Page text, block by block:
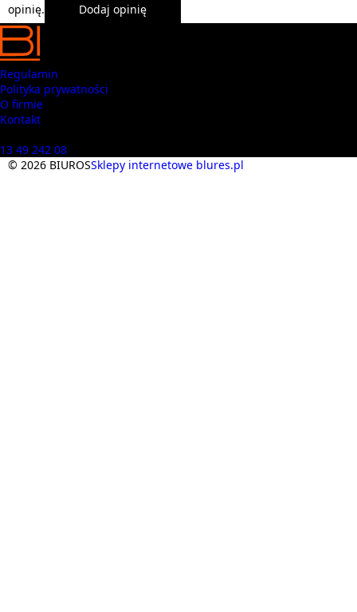
opinię.
Dodaj opinię
Regulamin
Polityka prywatności
O firmie
Kontakt
13 49 242 08
© 2026 BIUROSSklepy internetowe blures.pl